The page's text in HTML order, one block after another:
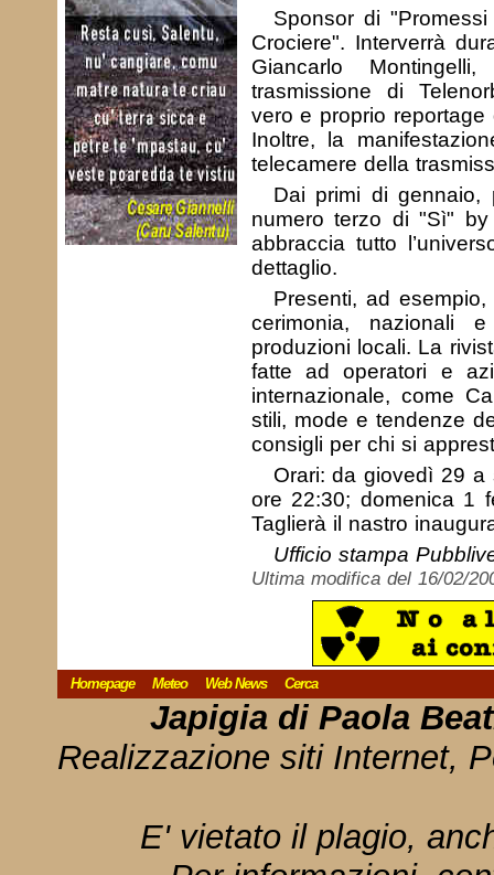
Sponsor di
Crociere". Interverrà
Giancarlo
trasmissione di
vero e proprio
Inoltre, la
telecamere della
Dai primi di
numero terzo di "Sì"
abbraccia tutto
dettaglio.
Presenti, ad
cerimonia, nazionali
produzioni locali. La
fatte ad operatori e
internazionale, come
stili, mode e tendenze
consigli per chi si
Orari: da giovedì 29
ore 22:30; domenica 1
Taglierà il nastro
Ufficio stampa
Ultima modifica del 16/02/
Homepage Meteo Web News Cerca
Japigia di Paola
Realizzazione siti Internet,
E' vietato il plagio,